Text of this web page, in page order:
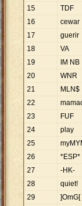
15
TDF
16
cewar
17
guerir
18
VA
19
IM NB
20
WNR
21
MLN$
22
23
FUF
24
play
25
26
*ESP*
27
-HK-
28
quiet!
29
]OmG[